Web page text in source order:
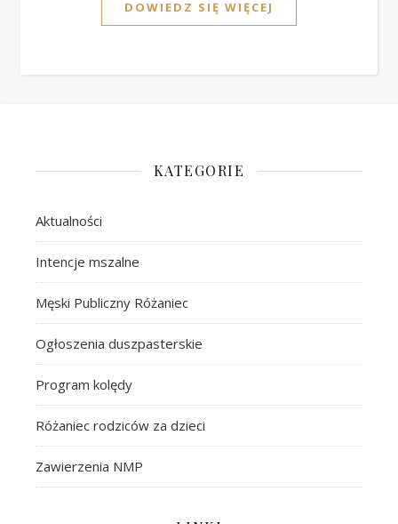
DOWIEDZ SIĘ WIĘCEJ
KATEGORIE
Aktualności
Intencje mszalne
Męski Publiczny Różaniec
Ogłoszenia duszpasterskie
Program kolędy
Różaniec rodziców za dzieci
Zawierzenia NMP